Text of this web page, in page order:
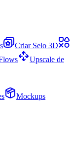
Criar Selo 3D
Upscale de
Mockups